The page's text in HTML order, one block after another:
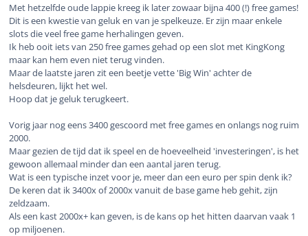
Met hetzelfde oude lappie kreeg ik later zowaar bijna 400 (!) free games!
Dit is een kwestie van geluk en van je spelkeuze. Er zijn maar enkele
slots die veel free game herhalingen geven.
Ik heb ooit iets van 250 free games gehad op een slot met KingKong
maar kan hem even niet terug vinden.
Maar de laatste jaren zit een beetje vette 'Big Win' achter de
helsdeuren, lijkt het wel.
Hoop dat je geluk terugkeert.
Vorig jaar nog eens 3400 gescoord met free games en onlangs nog ruim
2000.
Maar gezien de tijd dat ik speel en de hoeveelheid 'investeringen', is het
gewoon allemaal minder dan een aantal jaren terug.
Wat is een typische inzet voor je, meer dan een euro per spin denk ik?
De keren dat ik 3400x of 2000x vanuit de base game heb gehit, zijn
zeldzaam.
Als een kast 2000x+ kan geven, is de kans op het hitten daarvan vaak 1
op miljoenen.